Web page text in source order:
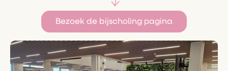
Bezoek de bijscholing pagina